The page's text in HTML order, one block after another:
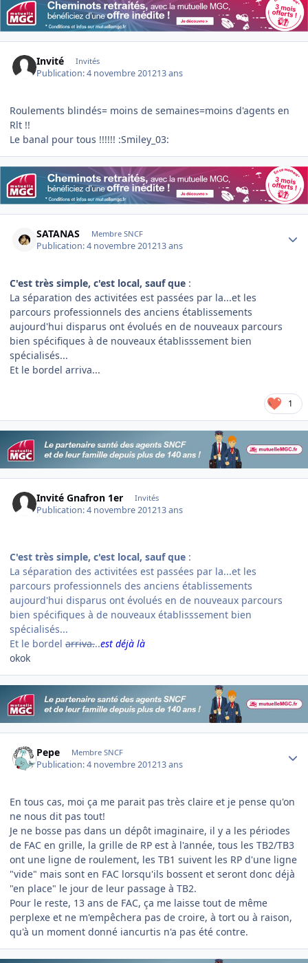
Invité Invités
Publication:4 novembre 201213 ans
Roulements blindés= moins de semaines=moins d'agents en
Rlt !!
Le banal pour tous !!!!!! :Smiley_03:
SATANAS Membre SNCF
Publication:4 novembre 201213 ans
C'est très simple, c'est local, sauf que :
La séparation des activitées est passées par la...et les
parcours professionnels des anciens établissements
aujourd'hui disparus ont évolués en de nouveaux parcours
bien spécifiques à de nouveaux établisssement bien
spécialisés...
Et le bordel arriva...
1
Invité Gnafron 1er Invités
Publication:4 novembre 201213 ans
C'est très simple, c'est local, sauf que :
La séparation des activitées est passées par la...et les
parcours professionnels des anciens établissements
aujourd'hui disparus ont évolués en de nouveaux parcours
bien spécifiques à de nouveaux établisssement bien
spécialisés...
Et le bordel arriva...est déjà là
okok
Pepe Membre SNCF
Publication:4 novembre 201213 ans
En tous cas, moi ça me parait pas très claire et je pense qu'on
ne nous dit pas tout!
Je ne bosse pas dans un dépôt imaginaire, il y a les périodes
de FAC en grille, la grille de RP est à l'année, tous les TB2/TB3
ont une ligne de roulement, les TB1 suivent les RP d'une ligne
"vide" mais sont en FAC lorsqu'ils bossent et seront donc déjà
"en place" le jour de leur passage à TB2.
Pour le reste, 13 ans de FAC, ça me laisse tout de même
perplexe et ne m'empêchera pas de croire, à tort ou à raison,
qu'à un moment donné iancurtis n'a pas été contre.